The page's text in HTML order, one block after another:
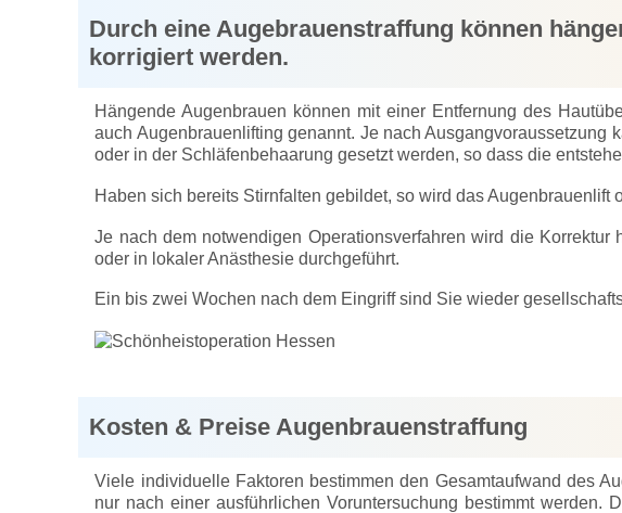
Durch eine Augebrauenstraffung können
korrigiert werden.
Hängende Augenbrauen können mit einer Entfernung des
auch Augenbrauenlifting genannt. Je nach Ausgangvoraussetzung
oder in der Schläfenbehaarung gesetzt werden, so dass die
Haben sich bereits Stirnfalten gebildet, so wird das Augenbrauenlift
Je nach dem notwendigen Operationsverfahren wird die Korrektur
oder in lokaler Anästhesie durchgeführt.
Ein bis zwei Wochen nach dem Eingriff sind Sie wieder
Kosten & Preise Augenbrauenstraffung
Viele individuelle Faktoren bestimmen den Gesamtaufwand des
nur nach einer ausführlichen Voruntersuchung bestimmt werden.